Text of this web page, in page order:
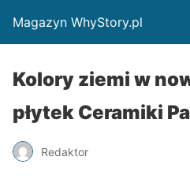
Magazyn WhyStory.pl
Kolory ziemi w
płytek Ceramiki
Redaktor